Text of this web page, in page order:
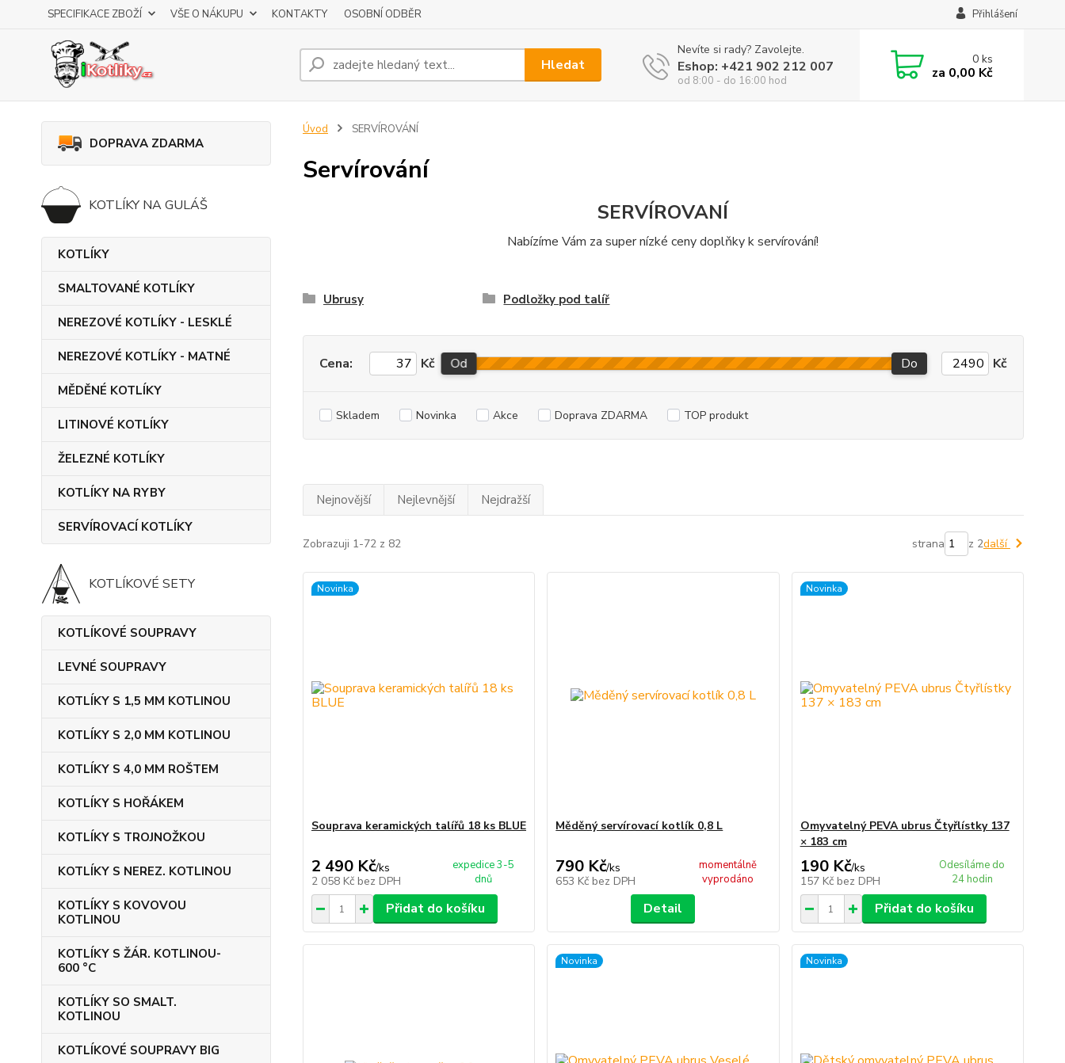
SPECIFIKACE ZBOŽÍ VŠE O NÁKUPU KONTAKTY OSOBNÍ ODBĚR Přihlášení
Hledat
Nevíte si rady? Zavolejte.
Eshop: +421 902 212 007
od 8:00 - do 16:00 hod
0ks
za 0,00 Kč
DOPRAVA ZDARMA
KOTLÍKY NA GULÁŠ
KOTLÍKY
SMALTOVANÉ KOTLÍKY
NEREZOVÉ KOTLÍKY - LESKLÉ
NEREZOVÉ KOTLÍKY - MATNÉ
MĚDĚNÉ KOTLÍKY
LITINOVÉ KOTLÍKY
ŽELEZNÉ KOTLÍKY
KOTLÍKY NA RYBY
SERVÍROVACÍ KOTLÍKY
KOTLÍKOVÉ SETY
KOTLÍKOVÉ SOUPRAVY
LEVNÉ SOUPRAVY
KOTLÍKY S 1,5 MM KOTLINOU
KOTLÍKY S 2,0 MM KOTLINOU
KOTLÍKY S 4,0 MM ROŠTEM
KOTLÍKY S HOŘÁKEM
KOTLÍKY S TROJNOŽKOU
KOTLÍKY S NEREZ. KOTLINOU
KOTLÍKY S KOVOVOU
KOTLINOU
KOTLÍKY S ŽÁR. KOTLINOU-
600 °C
KOTLÍKY SO SMALT.
KOTLINOU
KOTLÍKOVÉ SOUPRAVY BIG
Úvod SERVÍROVÁNÍ
Servírování
SERVÍROVANÍ
Nabízíme Vám za super nízké ceny doplňky k servírování!
Ubrusy Podložky pod talíř
Cena: Kč Od Do Kč
Skladem Novinka Akce Doprava ZDARMA TOP produkt
Nejnovější Nejlevnější Nejdražší
Zobrazuji 1-72 z 82 strana z 2další
Novinka
Souprava keramických talířů 18 ks BLUE
2 490 Kč/ks
2 058 Kč bez DPH
expedice 3-5
dnů
Přidat do košíku
Měděný servírovací kotlík 0,8 L
790 Kč/ks
653 Kč bez DPH
momentálně
vyprodáno
Detail
Novinka
Omyvatelný PEVA ubrus Čtyřlístky 137
× 183 cm
190 Kč/ks
157 Kč bez DPH
Odesíláme do
24 hodin
Přidat do košíku
Novinka Novinka